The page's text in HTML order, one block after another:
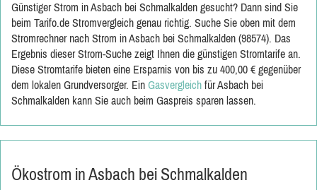
Günstiger Strom in Asbach bei Schmalkalden gesucht? Dann sind Sie
beim Tarifo.de Stromvergleich genau richtig. Suche Sie oben mit dem
Stromrechner nach Strom in Asbach bei Schmalkalden (98574). Das
Ergebnis dieser Strom-Suche zeigt Ihnen die günstigen Stromtarife an.
Diese Stromtarife bieten eine Ersparnis von bis zu 400,00 € gegenüber
dem lokalen Grundversorger. Ein Gasvergleich für Asbach bei
Schmalkalden kann Sie auch beim Gaspreis sparen lassen.
Ökostrom in Asbach bei Schmalkalden